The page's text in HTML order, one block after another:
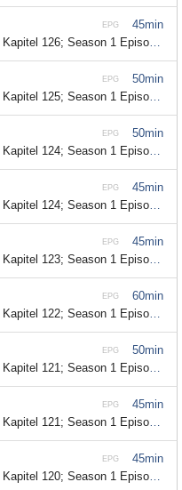
45min
EPG
Kapitel 126; Season 1 Episode 126
50min
EPG
Kapitel 125; Season 1 Episode 125
50min
EPG
Kapitel 124; Season 1 Episode 124
45min
EPG
Kapitel 124; Season 1 Episode 124
45min
EPG
Kapitel 123; Season 1 Episode 123
60min
EPG
Kapitel 122; Season 1 Episode 122
50min
EPG
Kapitel 121; Season 1 Episode 121
45min
EPG
Kapitel 121; Season 1 Episode 121
45min
EPG
Kapitel 120; Season 1 Episode 120